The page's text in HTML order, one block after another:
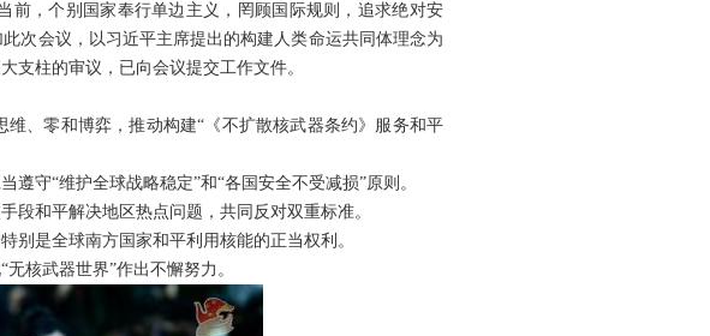
前，个别国家奉行单边主义，罔顾国际规则，追求绝对安
次会议，以习近平主席提出的构建人类命运共同体理念为
支柱的审议，已向会议提交工作文件。
、零和博弈，推动构建“《不扩散核武器条约》服务和平
守“维护全球战略稳定”和“各国安全不受减损”原则。
段和平解决地区热点问题，共同反对双重标准。
别是全球南方国家和平利用核能的正当权利。
核武器世界”作出不懈努力。